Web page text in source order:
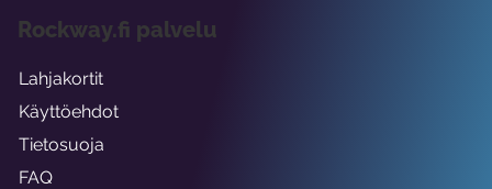
Rockway.fi palvelu
Lahjakortit
Käyttöehdot
Tietosuoja
FAQ